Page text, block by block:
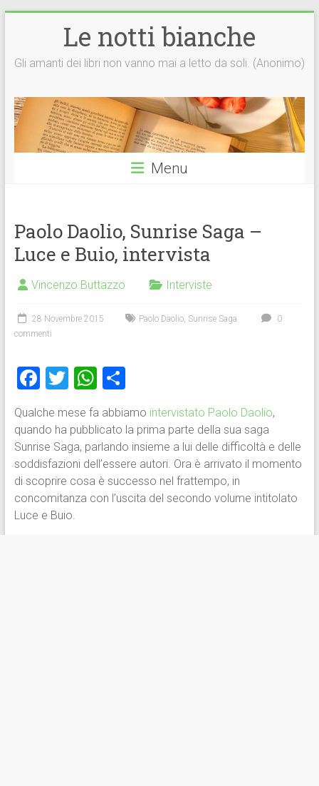
Le notti bianche
Gli amanti dei libri non vanno mai a letto da soli. (Anonimo)
Menu
Paolo Daolio, Sunrise Saga –
Luce e Buio, intervista
Vincenzo Buttazzo Interviste
28 Novembre 2015 Paolo Daolio, Sunrise Saga
0
commenti
F
a
ce
b
o
ok
T
tt
er
W
at
s
A
p
C
n
di
vi
di
Qualche mese fa abbiamo intervistato Paolo Daolio,
quando ha pubblicato la prima parte della sua saga
Sunrise Saga, parlando insieme a lui delle difficoltà e delle
soddisfazioni dell’essere autori. Ora è arrivato il momento
di scoprire cosa è successo nel frattempo, in
concomitanza con l’uscita del secondo volume intitolato
Luce e Buio.